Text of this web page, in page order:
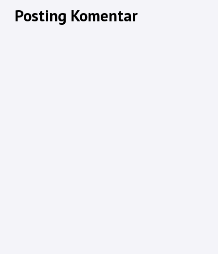
Posting Komentar